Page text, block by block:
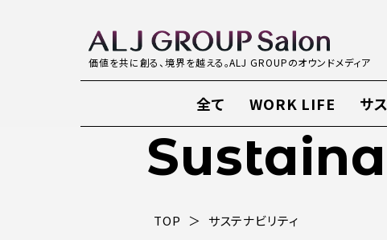
価値を共に創る、境界を越える。ALJ GROUPのオウンドメディア
全て WORK LIFE サ
TOP サステナビリティ